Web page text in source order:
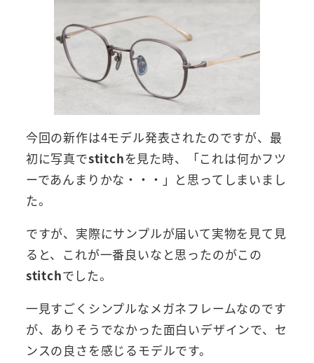
今回の新作は4モデル発表されたのですが、最
初に写真でstitchを見た時、「これは何かフツ
ーであんまりかな・・・」と思ってしまいまし
た。
ですが、実際にサンプルが届いて実物を見て見
ると、これが一番良いなと思ったのがこの
stitchでした。
一見すごくシンプルなメガネフレームなのです
が、ありそうでなかった面白いデザインで、セ
ンスの良さを感じるモデルです。